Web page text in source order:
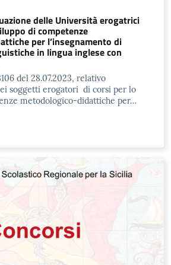
delle Università erogatrici
di competenze
per l’insegnamento di
in lingua inglese con
del 28.07.2023, relativo
soggetti erogatori di corsi per lo
metodologico-didattiche per…